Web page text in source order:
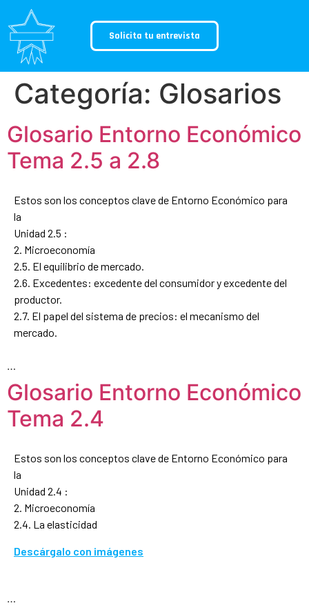
Solicita tu entrevista
Categoría: Glosarios
Glosario Entorno Económico
Tema 2.5 a 2.8
Estos son los conceptos clave de Entorno Económico para
la
Unidad 2.5 :
2. Microeconomía
2.5. El equilibrio de mercado.
2.6. Excedentes: excedente del consumidor y excedente del
productor.
2.7. El papel del sistema de precios: el mecanismo del
mercado.
…
Glosario Entorno Económico
Tema 2.4
Estos son los conceptos clave de Entorno Económico para
la
Unidad 2.4 :
2. Microeconomía
2.4. La elasticidad
Descárgalo con imágenes
…